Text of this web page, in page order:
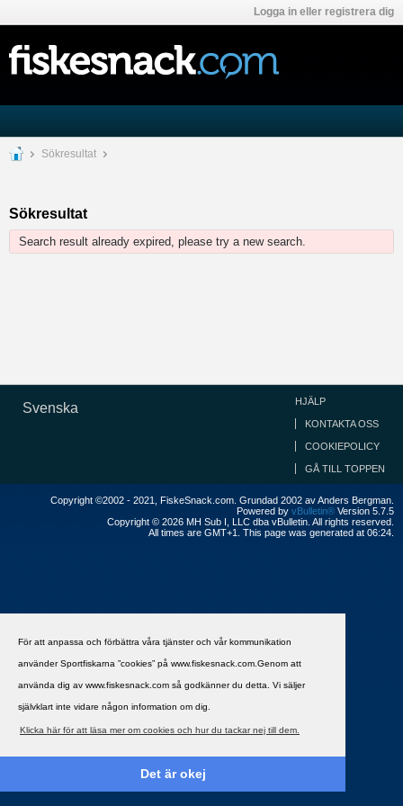
För att anpassa och förbättra våra tjänster och vår kommunikation
använder Sportfiskarna ”cookies” på www.fiskesnack.com.Genom att
använda dig av www.fiskesnack.com så godkänner du detta. Vi säljer
självklart inte vidare någon information om dig.
Klicka här för att läsa mer om cookies och hur du tackar nej till dem.
Det är okej
Logga in eller registrera dig
Sökresultat
Sökresultat
Search result already expired, please try a new search.
Svenska HJÄLP
KONTAKTA OSS
COOKIEPOLICY
GÅ TILL TOPPEN
Copyright ©2002 - 2021, FiskeSnack.com. Grundad 2002 av Anders Bergman.
Powered by vBulletin® Version 5.7.5
Copyright © 2026 MH Sub I, LLC dba vBulletin. All rights reserved.
All times are GMT+1. This page was generated at 06:24.